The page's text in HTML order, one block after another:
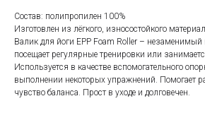
Состав: полипропилен 100%
Изготовлен из лёгкого, износостойкого
Валик для йоги EPP Foam Roller – незаменимый
посещает регулярные тренировки или
Используется в качестве вспомогательного
выполнении некоторых упражнений. Помогает
чувство баланса. Прост в уходе и долговечен.